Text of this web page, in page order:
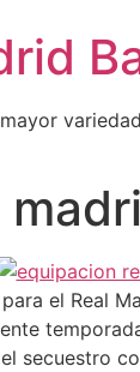
el Real
secuestro